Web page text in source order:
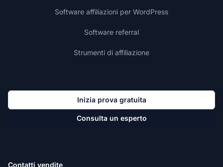
Software affiliazioni per WordPress
Software referral
Strumenti di affiliazione
Inizia prova gratuita
Consulta un esperto
Contatti vendite